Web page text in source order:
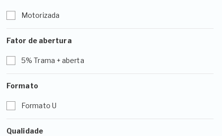
Motorizada
Fator de abertura
5% Trama + aberta
Formato
Formato U
Qualidade